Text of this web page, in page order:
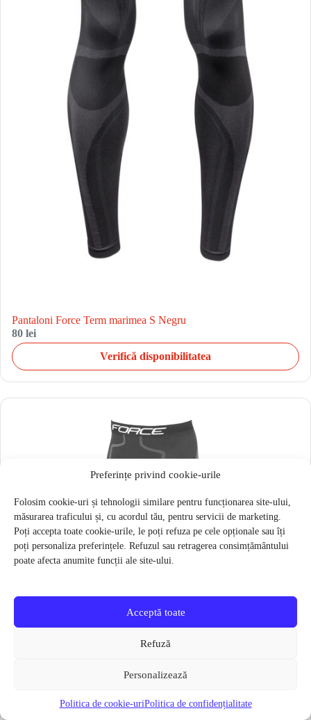
Preferințe privind cookie-urile
Folosim cookie-uri și tehnologii similare pentru funcționarea site-ului,
măsurarea traficului și, cu acordul tău, pentru servicii de marketing.
Poți accepta toate cookie-urile, le poți refuza pe cele opționale sau îți
poți personaliza preferințele. Refuzul sau retragerea consimțământului
poate afecta anumite funcții ale site-ului.
Acceptă toate
Refuză
Personalizează
Politica de cookie-uriPolitica de confidențialitate
Pantaloni Force Term marimea S Negru
80 lei
Verifică disponibilitatea
Pantaloni functionali Force Frost marime L-XL Negru